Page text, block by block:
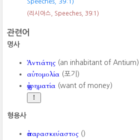
(리시아스, Speeches, 39:1)
관련어
명사
Ἀντιάτης (an inhabitant of Antium)
αὐτομολία (포기)
ἀχρηματία (want of money)
형용사
ἀπαρασκεύαστος ()